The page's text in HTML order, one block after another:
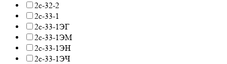
2с-32-2
2с-33-1
2с-33-1ЭГ
2с-33-1ЭМ
2с-33-1ЭН
2с-33-1ЭЧ